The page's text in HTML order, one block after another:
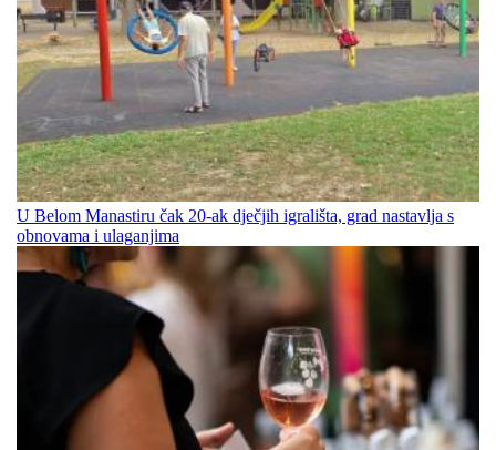
U Belom Manastiru čak 20-ak dječjih igrališta, grad nastavlja s
obnovama i ulaganjima